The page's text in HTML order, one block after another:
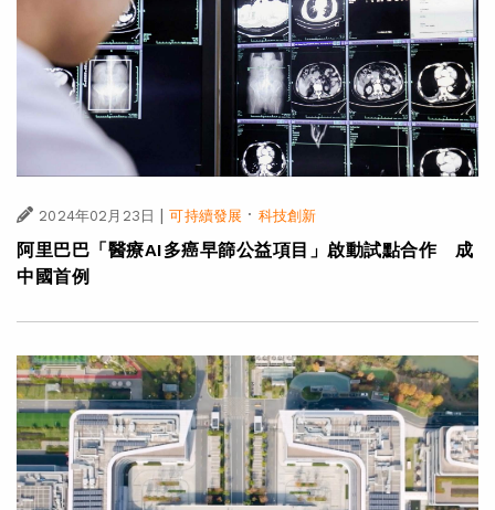
2024年02月23日 | 可持續發展 · 科技創新
阿里巴巴「醫療AI多癌早篩公益項目」啟動試點合作 成
中國首例